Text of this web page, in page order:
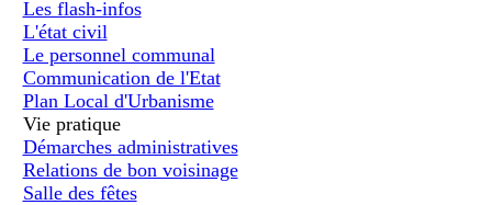
Les flash-infos
L'état civil
Le personnel communal
Communication de l'Etat
Plan Local d'Urbanisme
Vie pratique
Démarches administratives
Relations de bon voisinage
Salle des fêtes